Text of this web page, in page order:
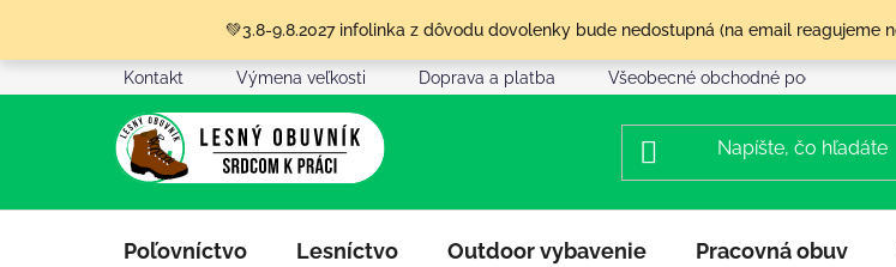
obsah
💚3.8-9.8.2027 infolinka z dôvodu dovolenky bude nedostupná (na email reagujeme
Kontakt Výmena veľkosti Doprava a platba Všeobecné obchodné podmienky
Poľovníctvo Lesníctvo Outdoor vybavenie Pracovná obuv